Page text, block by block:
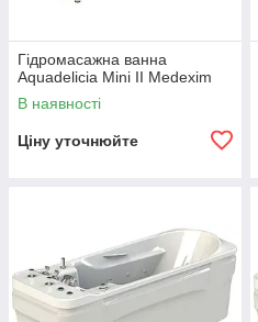
Гідромасажна ванна
Aquadelicia Mini II Medexim
В наявності
Ціну уточнюйте